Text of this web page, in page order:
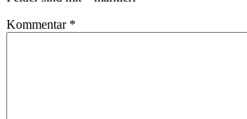
Kommentar *